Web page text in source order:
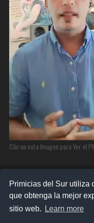
Primicias del Sur utiliza
que obtenga la mejor
sitio web.
Learn more
Clic en esta Imagen para Ver el
©2025 PRIMICIAS DEL SUR |